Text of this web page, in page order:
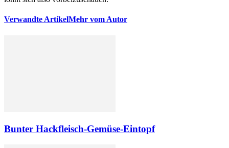
Verwandte ArtikelMehr vom Autor
Bunter Hackfleisch-Gemüse-Eintopf